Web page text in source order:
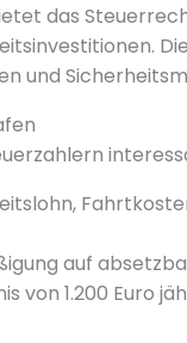
das
und
auf
von 1.200 Euro